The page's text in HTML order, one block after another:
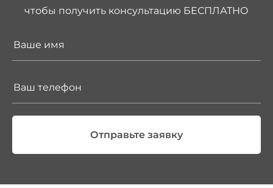
чтобы получить консультацию БЕСПЛАТНО
Отправьте заявку